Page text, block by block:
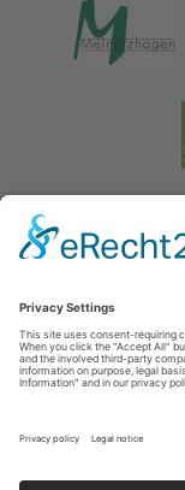
Impressum|